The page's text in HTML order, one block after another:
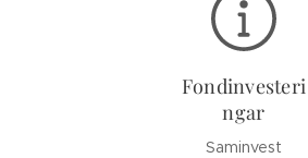
Fondinvesteri
ngar
Saminvest